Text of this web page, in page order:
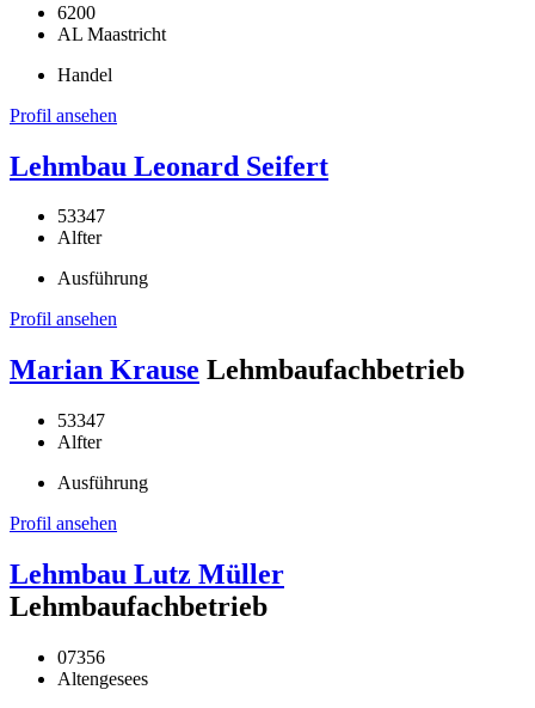
6200
AL Maastricht
Handel
Profil ansehen
Lehmbau Leonard Seifert
53347
Alfter
Ausführung
Profil ansehen
Marian Krause Lehmbaufachbetrieb
53347
Alfter
Ausführung
Profil ansehen
Lehmbau Lutz Müller
Lehmbaufachbetrieb
07356
Altengesees